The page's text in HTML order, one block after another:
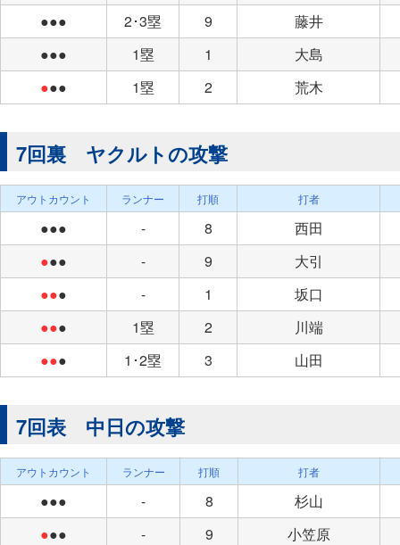
●●●
2･3塁 9
藤井
●●●
1塁 1
大島
●●● 1塁 2 荒木
7回裏 ヤクルトの攻撃
アウトカウント ランナー 打順 打者
●●● - 8
西田
●●● - 9
大引
●●● - 1
坂口
●●● 1塁 2
川端
●●● 1･2塁 3 山田
7回表 中日の攻撃
アウトカウント ランナー 打順 打者
●●● - 8
杉山
●●● - 9
小笠原